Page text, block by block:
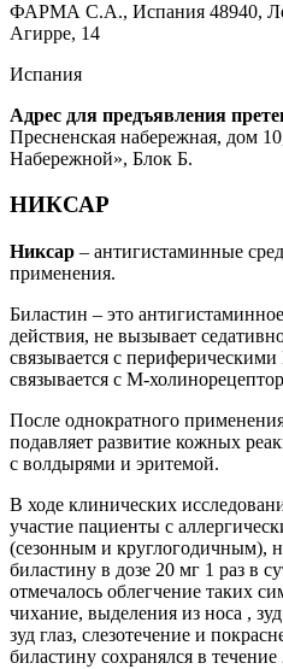
ФАРМА С.А., Испания 48940,
Агирре, 14
Испания
Адрес для предъявления
Пресненская набережная, дом
Набережной», Блок Б.
НИКСАР
Никсар – антигистаминные
применения.
Биластин – это
действия, не вызывает
связывается с
связывается с M-
После однократного
подавляет развитие кожных
с волдырями и эритемой.
В ходе клинических
участие пациенты с
(сезонным и круглогодичным),
биластину в дозе 20 мг 1 раз в
отмечалось облегчение таких
чихание, выделения из носа ,
зуд глаз, слезотечение и
биластину сохранялся в течение